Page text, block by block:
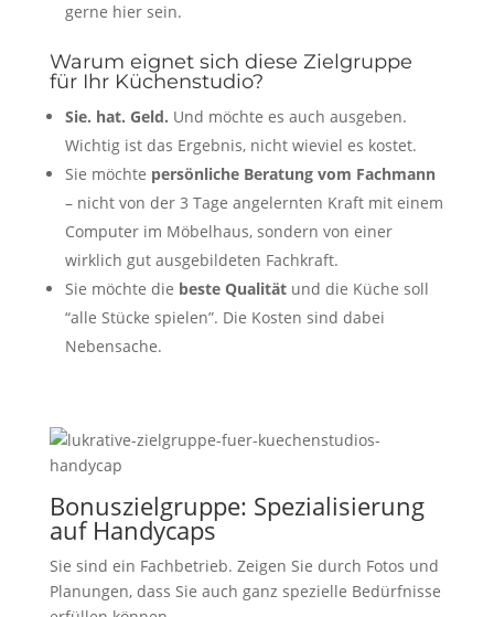
gerne hier sein.
Warum eignet sich diese Zielgruppe
für Ihr Küchenstudio?
Sie. hat. Geld. Und möchte es auch ausgeben.
Wichtig ist das Ergebnis, nicht wieviel es kostet.
Sie möchte persönliche Beratung vom Fachmann
– nicht von der 3 Tage angelernten Kraft mit einem
Computer im Möbelhaus, sondern von einer
wirklich gut ausgebildeten Fachkraft.
Sie möchte die beste Qualitätund die Küche soll
“alle Stücke spielen”. Die Kosten sind dabei
Nebensache.
Bonuszielgruppe: Spezialisierung
auf Handycaps
Sie sind ein Fachbetrieb. Zeigen Sie durch Fotos und
Planungen, dass Sie auch ganz spezielle Bedürfnisse